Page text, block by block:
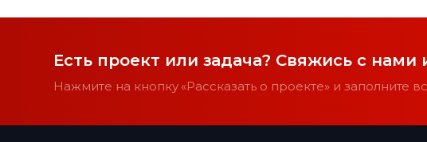
Есть проект или задача? Свяжись с
Нажмите на кнопку «Рассказать о проекте» и